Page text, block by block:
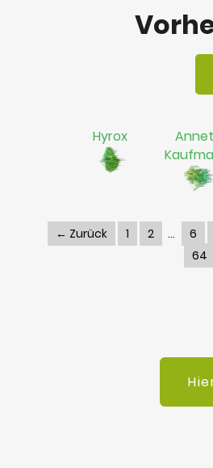
Hyrox
← Zurück 1 2 6
64